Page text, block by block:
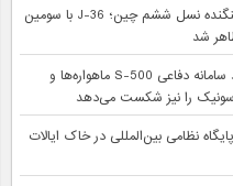
پیشرفت سریع جنگنده نسل ششم چین؛ J-36 با سومین
شد
روسیه ادعا می‌کند سامانه دفاعی S-500 ماهواره‌ها و
را نیز شکست می‌دهد
نظامی بین‌المللی در خاک ایالات